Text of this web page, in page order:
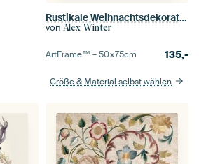
Rustikale Weihnachtsdekoration mit brennender Kerze in roter Laterne
von Alex Winter
ArtFrame™ –50×75cm 135,-
Größe & Material selbst wählen